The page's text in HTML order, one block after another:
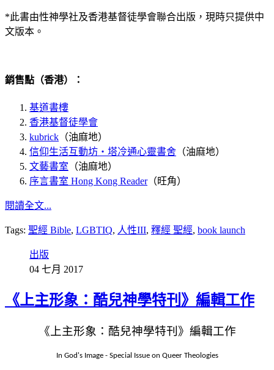
*此書由性神學社及香港基督徒學會聯合出版，現時只提供中
文版本。
銷售點（香港）：
基道書樓
香港基督徒學會
kubrick （油麻地）
信仰生活互動坊‧塔冷通心靈書舍 （油麻地）
文藝書室 （油麻地）
序言書室 Hong Kong Reader（旺角）
閱讀全文...
Tags: 聖經 Bible, LGBTIQ, 人性III, 釋經 聖經, book launch
出版
04 七月 2017
《上主形象：酷兒神學特刊》編輯工作
《上主形象 ：酷兒神學特刊》 編輯工作
In God's Image - Special Issue on Queer Theologies